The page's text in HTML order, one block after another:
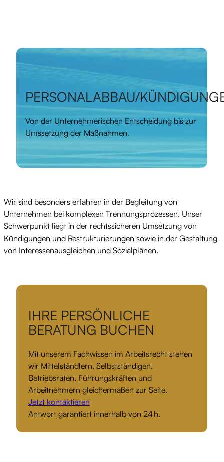
PERSONALABBAU/
Von der Unternehmerischen Entscheidung bis zur
Umssetzung der Maßnahmen.
Wir sind besonders erfahren in der Begleitung von
Unternehmen bei komplexen Trennungsprozessen. Unser
Schwerpunkt liegt in der rechtssicheren Umsetzung von
Kündigungen und Restrukturierungen sowie in der Gestaltung
von Interessenausgleichen und Sozialplänen.
IHRE PERSÖNLICHE
BERATUNG BUCHEN
Mit unserem Fachwissen im Arbeitsrecht stehen
wir Mittelständlern, Selbstständigen,
Betriebsräten, Führungskräften und
Arbeitnehmern gleichermaßen zur Seite.
Jetzt kontaktieren
Antwort garantiert innerhalb von 24 h.